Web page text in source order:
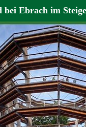
bei Ebrach im